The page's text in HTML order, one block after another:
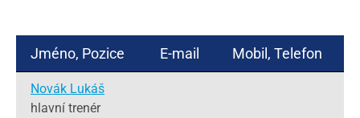
Jméno, Pozice E-mail Mobil, Telefon
Novák Lukáš
hlavní trenér